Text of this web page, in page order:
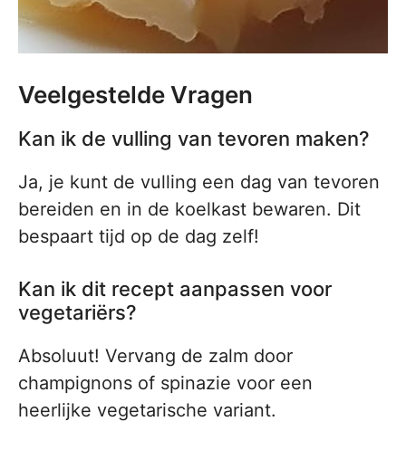
Veelgestelde Vragen
Kan ik de vulling van tevoren maken?
Ja, je kunt de vulling een dag van tevoren
bereiden en in de koelkast bewaren. Dit
bespaart tijd op de dag zelf!
Kan ik dit recept aanpassen voor
vegetariërs?
Absoluut! Vervang de zalm door
champignons of spinazie voor een
heerlijke vegetarische variant.